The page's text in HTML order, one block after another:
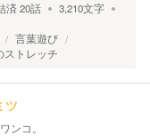
済20話 3,210文字
言葉遊び
ストレッチ
ツ
ンコ。